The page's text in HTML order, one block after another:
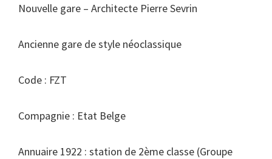
Nouvelle gare – Architecte Pierre Sevrin
Ancienne gare de style néoclassique
Code : FZT
Compagnie : Etat Belge
Annuaire 1922 : station de 2ème classe (Groupe